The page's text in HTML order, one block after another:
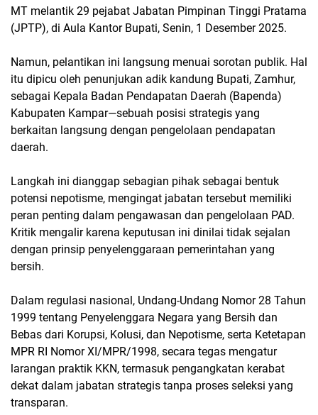
MT melantik 29 pejabat Jabatan Pimpinan Tinggi Pratama
(JPTP), di Aula Kantor Bupati, Senin, 1 Desember 2025.
Namun, pelantikan ini langsung menuai sorotan publik. Hal
itu dipicu oleh penunjukan adik kandung Bupati, Zamhur,
sebagai Kepala Badan Pendapatan Daerah (Bapenda)
Kabupaten Kampar—sebuah posisi strategis yang
berkaitan langsung dengan pengelolaan pendapatan
daerah.
Langkah ini dianggap sebagian pihak sebagai bentuk
potensi nepotisme, mengingat jabatan tersebut memiliki
peran penting dalam pengawasan dan pengelolaan PAD.
Kritik mengalir karena keputusan ini dinilai tidak sejalan
dengan prinsip penyelenggaraan pemerintahan yang
bersih.
Dalam regulasi nasional, Undang-Undang Nomor 28 Tahun
1999 tentang Penyelenggara Negara yang Bersih dan
Bebas dari Korupsi, Kolusi, dan Nepotisme, serta Ketetapan
MPR RI Nomor XI/MPR/1998, secara tegas mengatur
larangan praktik KKN, termasuk pengangkatan kerabat
dekat dalam jabatan strategis tanpa proses seleksi yang
transparan.